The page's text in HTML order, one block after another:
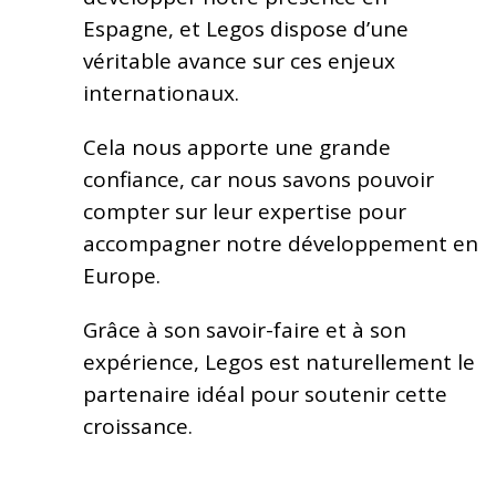
Espagne, et Legos dispose d’une
véritable avance sur ces enjeux
internationaux.
Cela nous apporte une grande
confiance, car nous savons pouvoir
compter sur leur expertise pour
accompagner notre développement en
Europe.
Grâce à son savoir-faire et à son
expérience, Legos est naturellement le
partenaire idéal pour soutenir cette
croissance.